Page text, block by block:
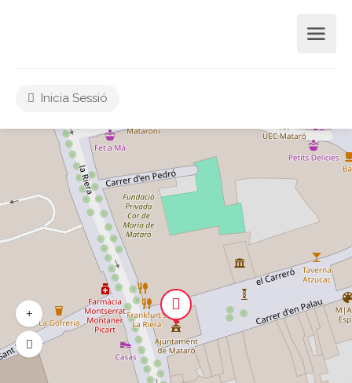
Inicia Sessió